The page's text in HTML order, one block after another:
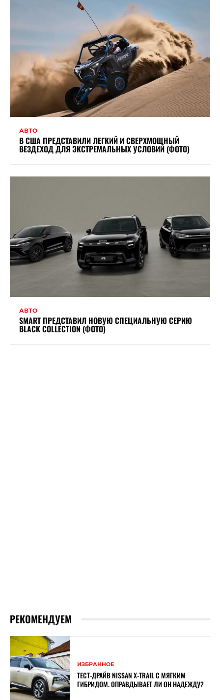
АВТО
В США ПРЕДСТАВИЛИ ЛЕГКИЙ И СВЕРХМОЩНЫЙ
ВЕЗДЕХОД ДЛЯ ЭКСТРЕМАЛЬНЫХ УСЛОВИЙ (ФОТО)
АВТО
SMART ПРЕДСТАВИЛ НОВУЮ СПЕЦИАЛЬНУЮ СЕРИЮ
BLACK COLLECTION (ФОТО)
РЕКОМЕНДУЕМ
ИЗБРАННОЕ
ТЕСТ-ДРАЙВ NISSAN X-TRAIL С МЯГКИМ
ГИБРИДОМ. ОПРАВДЫВАЕТ ЛИ ОН НАДЕЖДУ?